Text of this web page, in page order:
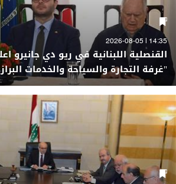
14:35 | 2026-08-05
القنصلية اللبنانية في ريو دي
"غرفة التجارة والسياحة والخدمات